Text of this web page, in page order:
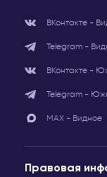
ВКонтакте -
Telegram -
ВКонтакте -
Telegram -
МАХ - Видное
Правовая